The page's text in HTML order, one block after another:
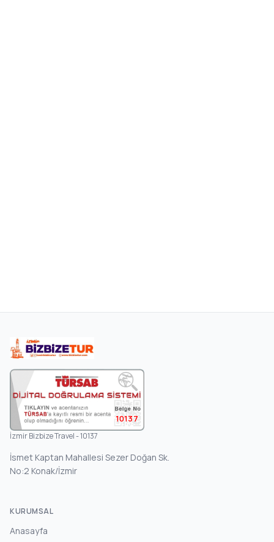
10137
İzmir Bizbize Travel - 10137
İsmet Kaptan Mahallesi Sezer Doğan Sk.
No:2 Konak/İzmir
KURUMSAL
Anasayfa